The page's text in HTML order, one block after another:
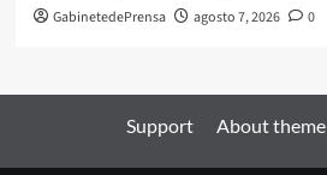
GabinetedePrensa agosto 7, 2026 0
Support About theme